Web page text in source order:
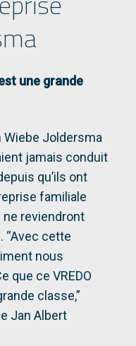
une grande
Joldersma
jamais conduit
qu’ils ont
familiale
ne reviendront
“Avec cette
nous
que ce VREDO
classe,”
Jan Albert